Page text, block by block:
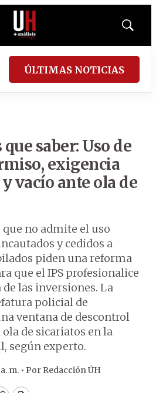
Mostrar
ÚLTIMAS NOTICIAS
saber: Uso de
exigencia
vacío ante ola de
no admite el uso
y cedidos a
piden una reforma
que el IPS profesionalice
las inversiones. La
policial de
ventana de descontrol
de sicariatos en la
según experto.
m. • Por Redacción ÚH